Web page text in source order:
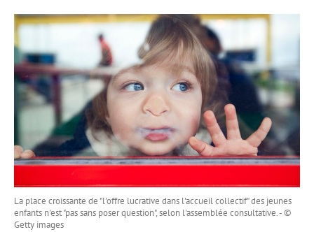
La place croissante de "l'offre lucrative dans l'accueil collectif" des jeunes
enfants n'est "pas sans poser question", selon l'assemblée consultative. - ©
Getty images